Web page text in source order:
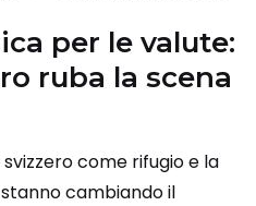
per le valute:
ruba la scena
come rifugio e la
cambiando il